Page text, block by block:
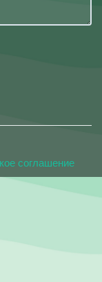
соглашение